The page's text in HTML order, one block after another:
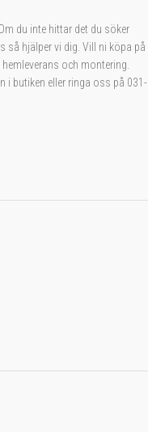
du inte hittar det du söker
så hjälper vi dig. Vill ni köpa på
och montering.
i butiken eller ringa oss på 031-